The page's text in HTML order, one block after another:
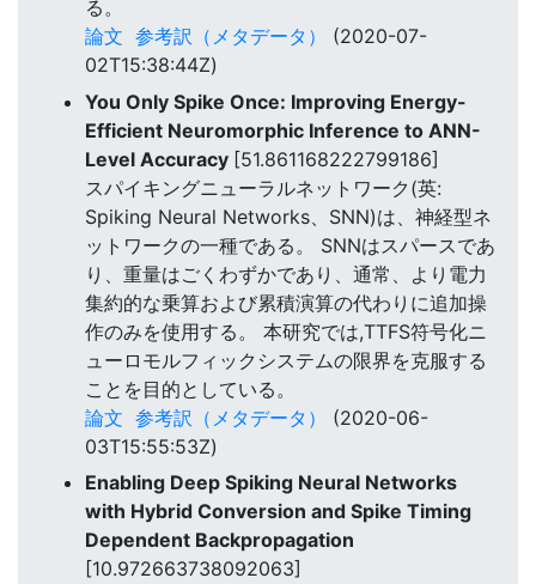
る。
論文 参考訳（メタデータ）
(2020-07-
02T15:38:44Z)
You Only Spike Once: Improving Energy-
Efficient Neuromorphic Inference to ANN-
Level Accuracy [51.861168222799186]
スパイキングニューラルネットワーク(英:
Spiking Neural Networks、SNN)は、神経型ネ
ットワークの一種である。 SNNはスパースであ
り、重量はごくわずかであり、通常、より電力
集約的な乗算および累積演算の代わりに追加操
作のみを使用する。 本研究では,TTFS符号化ニ
ューロモルフィックシステムの限界を克服する
ことを目的としている。
論文 参考訳（メタデータ）
(2020-06-
03T15:55:53Z)
Enabling Deep Spiking Neural Networks
with Hybrid Conversion and Spike Timing
Dependent Backpropagation
[10.972663738092063]